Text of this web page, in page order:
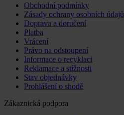
Obchodní podmínky
Zásady ochrany osobních údajů
Doprava a doručení
Platba
Vrácení
Právo na odstoupení
Informace o recyklaci
Reklamace a stížnosti
Stav objednávky
Prohlášení o shodě
Zákaznická podpora